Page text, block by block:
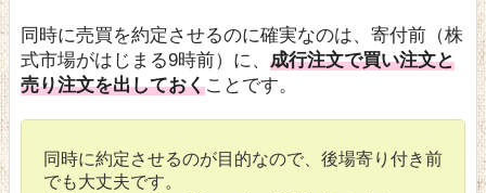
同時に売買を約定させるのに確実なのは、寄付前（株
式市場がはじまる9時前）に、 成行注文で買い注文と
売り注文を出しておくことです。
同時に約定させるのが目的なので、後場寄り付き前
でも大丈夫です。